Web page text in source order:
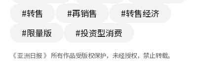
#转售
#再销售
#转售经济
#限量版
#投资型消费
《 亚洲日报 》 所有作品受版权保护，未经授权，禁止转载。